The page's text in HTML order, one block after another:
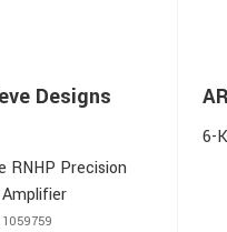
Designs
RNHP Precision
1059759
6-